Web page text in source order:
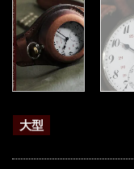
大型